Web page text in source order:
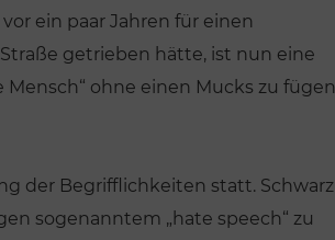
ein paar Jahren für einen
getrieben hätte, ist nun eine
ohne einen Mucks zu fügen
der Begrifflichkeiten statt. Schwarz
sogenanntem „hate speech“ zu